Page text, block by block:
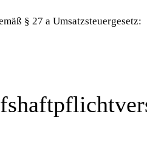
§ 27 a Umsatzsteuergesetz: